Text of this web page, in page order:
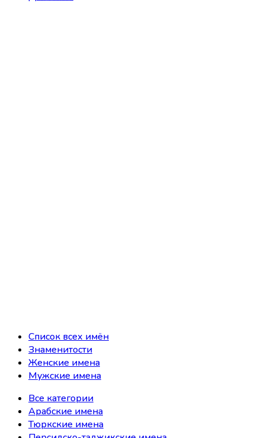
Список всех имён
Знаменитости
Женские имена
Мужские имена
Все категории
Арабские имена
Тюркские имена